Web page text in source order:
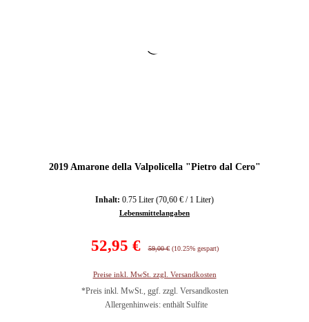
2019 Amarone della Valpolicella "Pietro dal Cero"
Inhalt: 0.75 Liter (70,60 € / 1 Liter)
Lebensmittelangaben
52,95 € Regulärer Preis:
59,00 € (10.25% gespart)
Preise inkl. MwSt. zzgl. Versandkosten
*Preis inkl. MwSt., ggf. zzgl. Versandkosten
Allergenhinweis: enthält Sulfite